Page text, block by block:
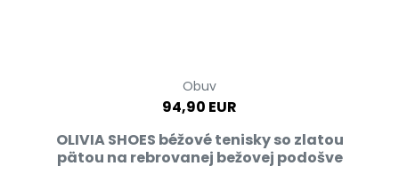
Obuv
94,90 EUR
OLIVIA SHOES béžové tenisky so zlatou
pätou na rebrovanej bežovej podošve